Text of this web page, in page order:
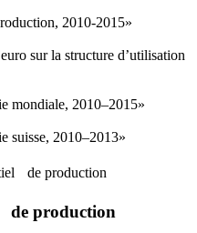
2010-2015»
sur la structure d’utilisation
mondiale, 2010–2015»
suisse, 2010–2013»
de production
de production